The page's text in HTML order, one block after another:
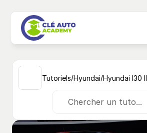
Tutoriels/Hyundai/Hyundai I30 II
Chercher un tuto...